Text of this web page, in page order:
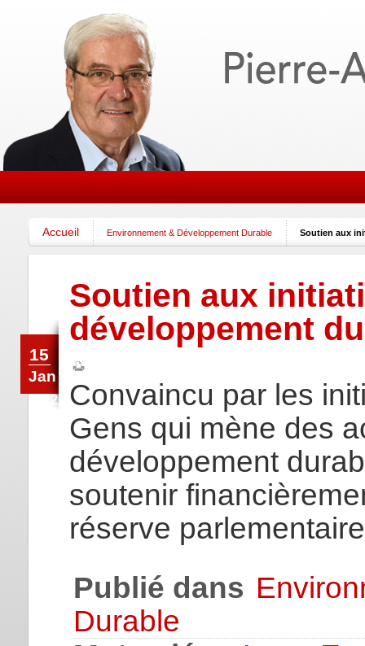
Accueil Environnement & Développement Durable Soutien aux
Soutien aux
développement
15
Jan
2012
Convaincu par les
Gens qui mène des
développement
soutenir
réserve
Publié dans
Durable